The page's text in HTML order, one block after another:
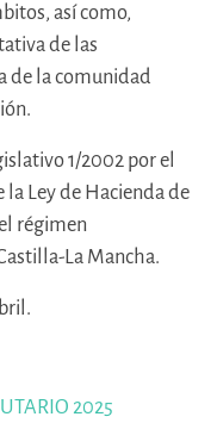
así como,
de las
de la comunidad
1/2002 por el
Ley de Hacienda de
régimen
La Mancha.
2025